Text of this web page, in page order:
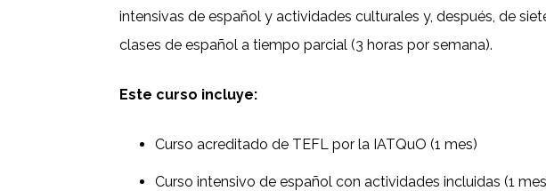
intensivas de español y actividades culturales y, después, de
clases de español a tiempo parcial (3 horas por semana).
Este curso incluye:
Curso acreditado de TEFL por la IATQuO (1 mes)
Curso intensivo de español con actividades incluidas (1